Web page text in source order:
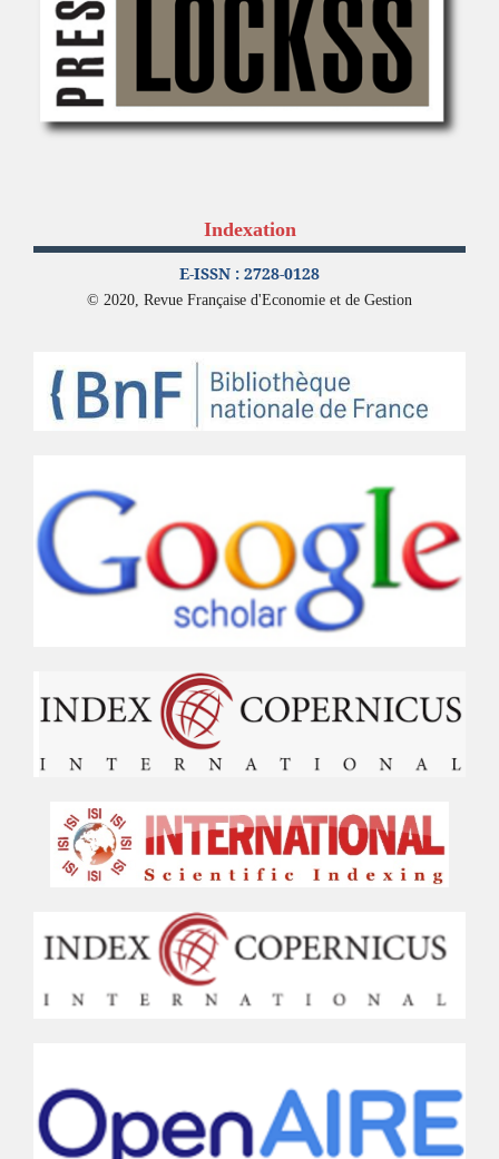
Indexation
E-ISSN : 2728-0128
© 2020, Revue Française d'Economie et de Gestion